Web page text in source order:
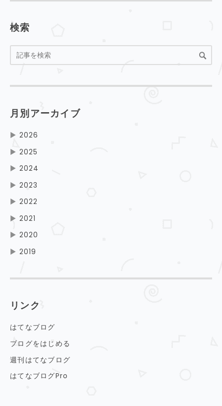
検索
月別アーカイブ
▶ 2026
▶ 2025
▶ 2024
▶ 2023
▶ 2022
▶ 2021
▶ 2020
▶ 2019
リンク
はてなブログ
ブログをはじめる
週刊はてなブログ
はてなブログPro